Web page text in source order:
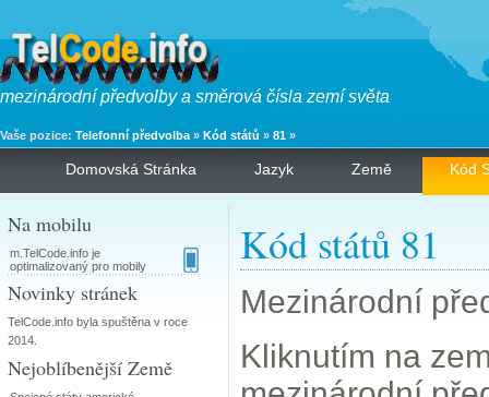
mezinárodní předvolby a směrová čísla zemí světa
Vaše pozice: Telefonní předvolba » Kód států » 81 »
Domovská Stránka Jazyk Země Kód
Kód států 81
Mezinárodní
Kliknutím na
Na mobilu
m.TelCode.info je
optimalizovaný pro mobily
Novinky stránek
TelCode.info byla spuštěna v roce
2014.
Nejoblíbenější Země